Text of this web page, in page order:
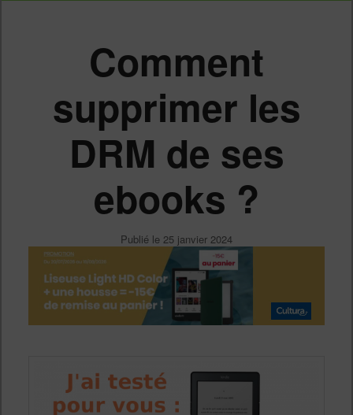
Comment
supprimer les
DRM de ses
ebooks ?
Publié le 25 janvier 2024